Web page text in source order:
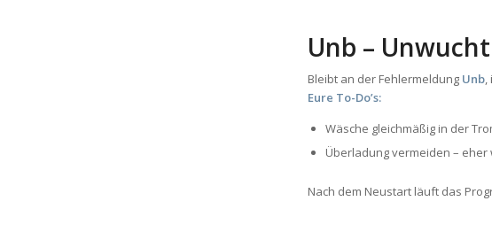
Unb –
Bleibt an der Fehlermeldung Unb,
Eure To-Do’s:
Wäsche gleichmäßig in der
Überladung vermeiden –
Nach dem Neustart läuft das